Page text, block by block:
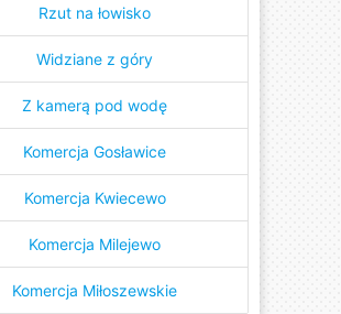
Rzut na łowisko
Widziane z góry
Z kamerą pod wodę
Komercja Gosławice
Komercja Kwiecewo
Komercja Milejewo
Komercja Miłoszewskie